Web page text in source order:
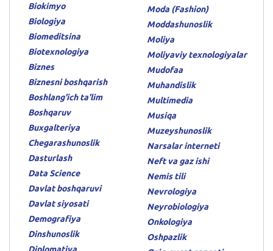
Biokimyo
Biologiya
Biomeditsina
Biotexnologiya
Biznes
Biznesni boshqarish
Boshlang'ich ta'lim
Boshqaruv
Buxgalteriya
Chegarashunoslik
Dasturlash
Data Science
Davlat boshqaruvi
Davlat siyosati
Demografiya
Dinshunoslik
Moda (Fashion)
Moddashunoslik
Moliya
Moliyaviy texnologiyalar
Mudofaa
Muhandislik
Multimedia
Musiqa
Muzeyshunoslik
Narsalar interneti
Neft va gaz ishi
Nemis tili
Nevrologiya
Neyrobiologiya
Onkologiya
Oshpazlik